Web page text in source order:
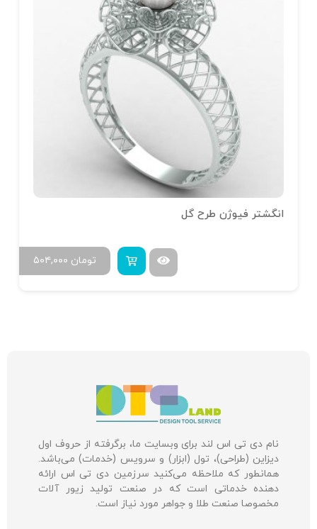
انگشتر فیوژن طرح گل
۵۰۴,۰۰۰ تومان
نام دی تی اس لند برای وبسایت ما، برگرفته از حروف اول
دیزاین (طراحی)، تول (ابزار) و سرویس (خدمات) می‌باشد.
همانطور که ملاحظه می‌کنید سرزمین دی تی اس ارائه
دهنده خدماتی است که در صنعت تولید زیور آلات
مخصوصا صنعت طلا و جواهر مورد نیاز است.